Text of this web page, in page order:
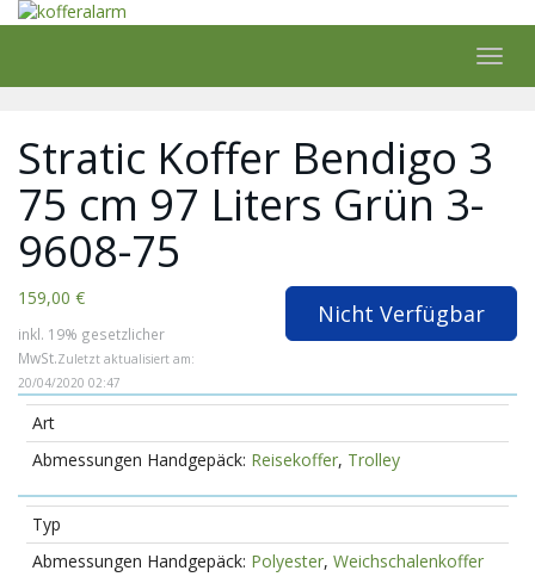
Skip
content
Stratic Koffer Bendigo 3
75 cm 97 Liters Grün 3-
9608-75
159,00 €
inkl. 19% gesetzlicher
MwSt.Zuletzt aktualisiert am:
20/04/2020 02:47
Nicht Verfügbar
Art
Reisekoffer, Trolley
Typ
Polyester, Weichschalenkoffer